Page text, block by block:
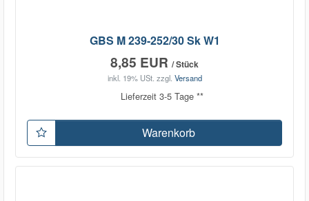
GBS M 239-252/30 Sk W1
8,85 EUR / Stück
inkl. 19% USt. zzgl. Versand
Lieferzeit 3-5 Tage **
Warenkorb